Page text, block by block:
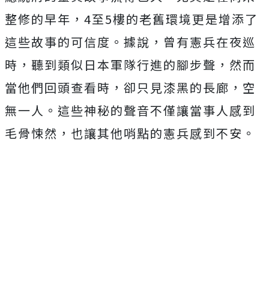
整修的早年，4至5樓的老舊環境更是增添了
這些故事的可信度。據說，曾有憲兵在夜巡
時，聽到類似日本軍隊行進的腳步聲，然而
當他們回頭查看時，卻只見漆黑的長廊，空
無一人。這些神秘的聲音不僅讓當事人感到
毛骨悚然，也讓其他哨點的憲兵感到不安。